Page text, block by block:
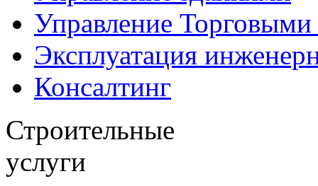
Управление
Эксплуатация
Консалтинг
Строительные
услуги